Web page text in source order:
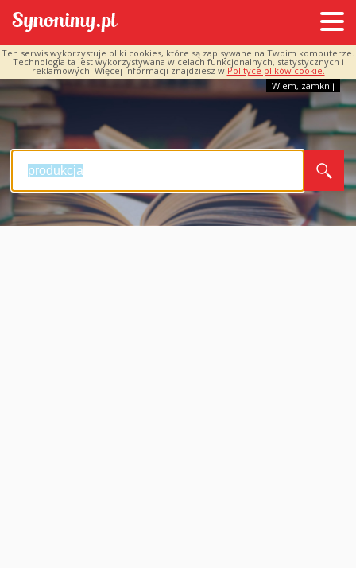
Ten serwis wykorzystuje pliki cookies, które są zapisywane na Twoim komputerze.
Technologia ta jest wykorzystywana w celach funkcjonalnych, statystycznych i
reklamowych. Więcej informacji znajdziesz w Polityce plików cookie.
Wiem, zamknij